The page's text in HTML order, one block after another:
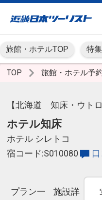
旅館・ホテルTOP 特
TOP 旅館・ホテル予
【北海道 知床・ウトロ
ホテル知床
ホテル シレトコ
宿コード:S010080
プラン一
施設詳